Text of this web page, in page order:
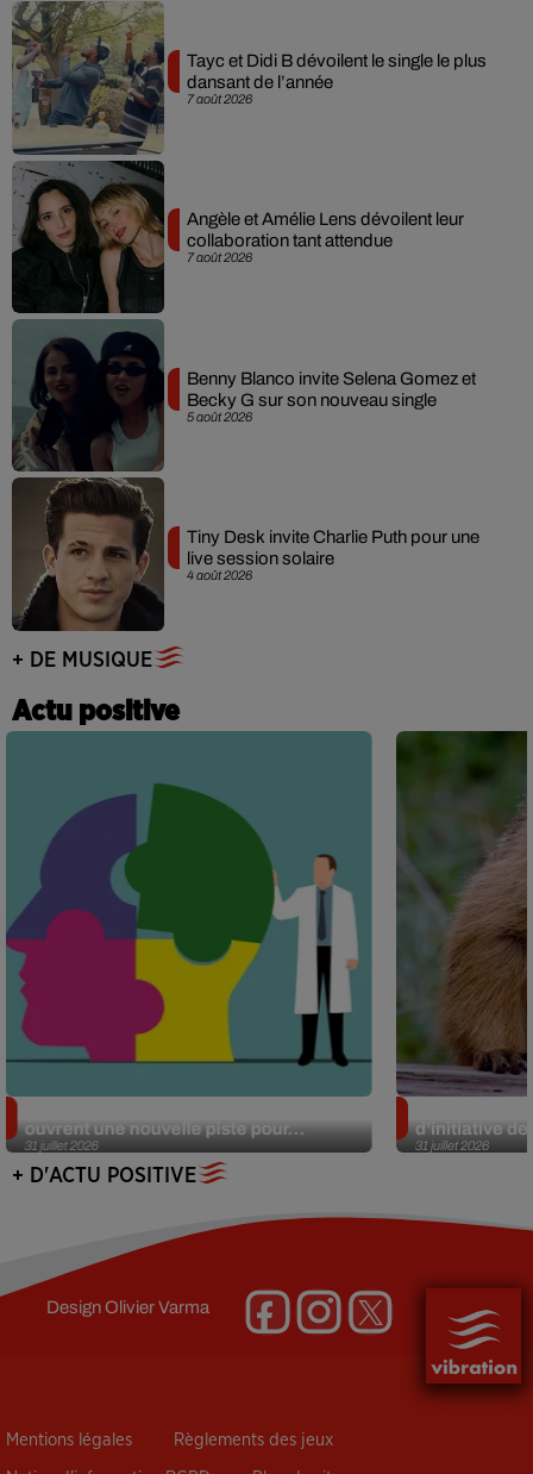
7 août 2026
Tayc et Didi B dévoilent le single le plus
dansant de l’année
7 août 2026
Angèle et Amélie Lens dévoilent leur
collaboration tant attendue
5 août 2026
Benny Blanco invite Selena Gomez et
Becky G sur son nouveau single
4 août 2026
Tiny Desk invite Charlie Puth pour une
live session solaire
+ DE MUSIQUE
Actu positive
31 juillet 2026
ouvrent une nouvelle piste pour...
31 juillet 2026
d’initiative
+ D'ACTU POSITIVE
DesignOlivier Varma
Mentions légales Règlements des jeux